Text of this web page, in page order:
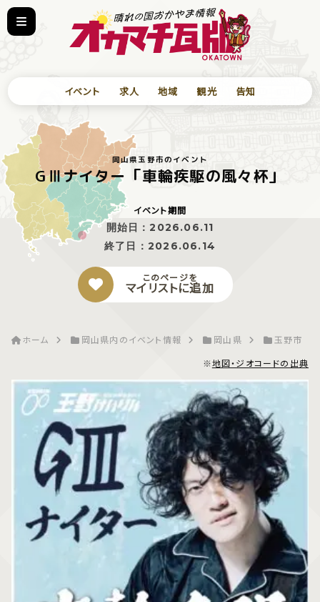
イベント 求人 地域 観光 告知
岡山県玉野市のイベント
GⅢナイター「車輪疾駆の風々杯」
イベント期間
開始日：2026.06.11
終了日： 2026.06.14
このページを
マイリストに追加
ホーム 岡山県内のイベント情報 岡山県
玉野市
※地図・ジオコードの出典